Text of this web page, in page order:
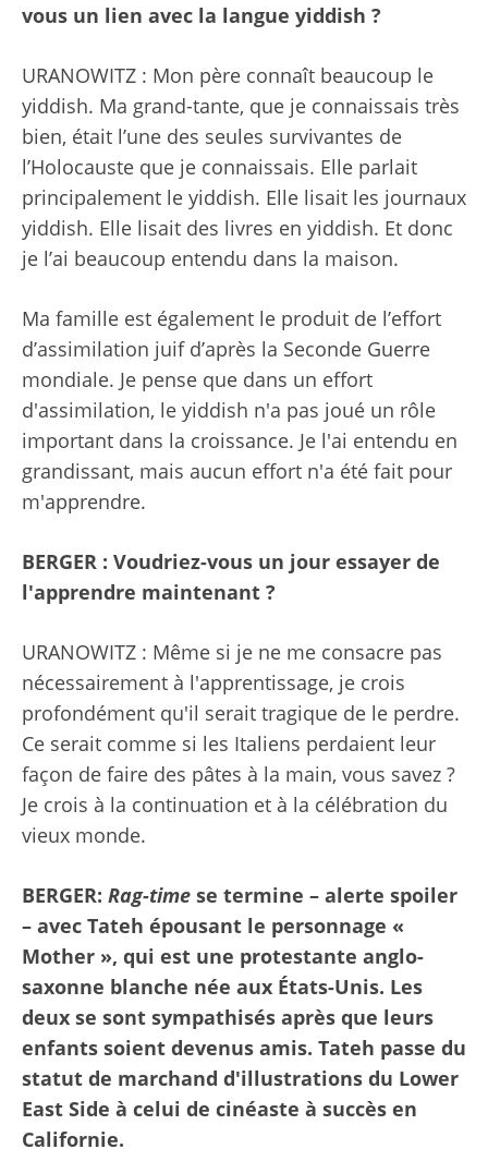
vous un lien avec la langue yiddish ?
URANOWITZ : Mon père connaît beaucoup le
yiddish. Ma grand-tante, que je connaissais très
bien, était l’une des seules survivantes de
l’Holocauste que je connaissais. Elle parlait
principalement le yiddish. Elle lisait les journaux
yiddish. Elle lisait des livres en yiddish. Et donc
je l’ai beaucoup entendu dans la maison.
Ma famille est également le produit de l’effort
d’assimilation juif d’après la Seconde Guerre
mondiale. Je pense que dans un effort
d'assimilation, le yiddish n'a pas joué un rôle
important dans la croissance. Je l'ai entendu en
grandissant, mais aucun effort n'a été fait pour
m'apprendre.
BERGER : Voudriez-vous un jour essayer de
l'apprendre maintenant ?
URANOWITZ : Même si je ne me consacre pas
nécessairement à l'apprentissage, je crois
profondément qu'il serait tragique de le perdre.
Ce serait comme si les Italiens perdaient leur
façon de faire des pâtes à la main, vous savez ?
Je crois à la continuation et à la célébration du
vieux monde.
BERGER: Rag-time se termine – alerte spoiler
– avec Tateh épousant le personnage «
Mother », qui est une protestante anglo-
saxonne blanche née aux États-Unis. Les
deux se sont sympathisés après que leurs
enfants soient devenus amis. Tateh passe du
statut de marchand d'illustrations du Lower
East Side à celui de cinéaste à succès en
Californie.